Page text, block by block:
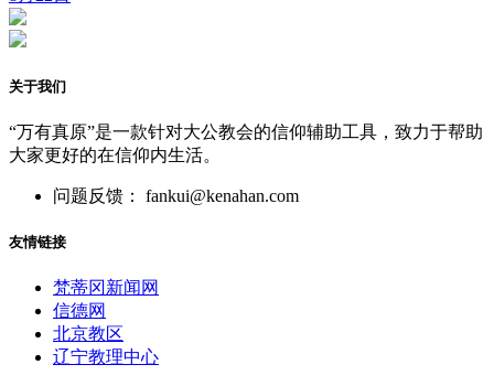
关于我们
“万有真原”是一款针对大公教会的信仰辅助工具，致力于帮助
大家更好的在信仰内生活。
问题反馈： fankui@kenahan.com
友情链接
梵蒂冈新闻网
信德网
北京教区
辽宁教理中心